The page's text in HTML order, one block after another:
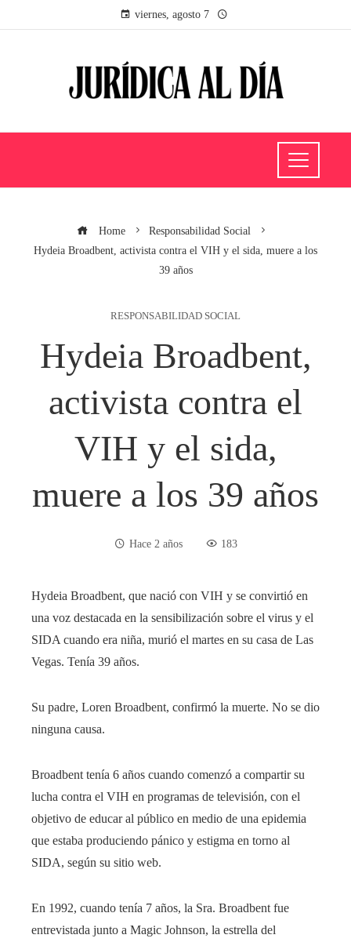
viernes, agosto 7
Home
Responsabilidad Social
Hydeia Broadbent, activista contra el VIH y el sida, muere a los
39 años
RESPONSABILIDAD SOCIAL
Hydeia Broadbent,
activista contra el
VIH y el sida,
muere a los 39 años
Hace 2 años 183
Hydeia Broadbent, que nació con VIH y se convirtió en
una voz destacada en la sensibilización sobre el virus y el
SIDA cuando era niña, murió el martes en su casa de Las
Vegas. Tenía 39 años.
Su padre, Loren Broadbent, confirmó la muerte. No se dio
ninguna causa.
Broadbent tenía 6 años cuando comenzó a compartir su
lucha contra el VIH en programas de televisión, con el
objetivo de educar al público en medio de una epidemia
que estaba produciendo pánico y estigma en torno al
SIDA, según su sitio web.
En 1992, cuando tenía 7 años, la Sra. Broadbent fue
entrevistada junto a Magic Johnson, la estrella del